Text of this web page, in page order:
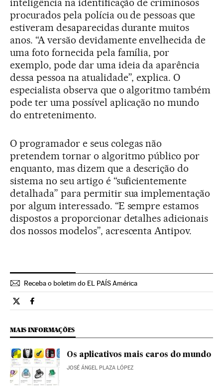
procurados pela polícia ou de pessoas que
estiveram desaparecidas durante muitos
anos. “A versão devidamente envelhecida de
uma foto fornecida pela família, por
exemplo, pode dar uma ideia da aparência
dessa pessoa na atualidade”, explica. O
especialista observa que o algoritmo também
pode ter uma possível aplicação no mundo
do entretenimento.
O programador e seus colegas não
pretendem tornar o algoritmo público por
enquanto, mas dizem que a descrição do
sistema no seu artigo é “suficientemente
detalhada” para permitir sua implementação
por algum interessado. “E sempre estamos
dispostos a proporcionar detalhes adicionais
dos nossos modelos”, acrescenta Antipov.
Receba o boletim do EL PAÍS América
Tecnologia El País Brasil en Twitter
Tecnologia El País Brasil en Facebook
MAIS INFORMAÇÕES
Os aplicativos mais caros do mundo
JOSÉ ÁNGEL PLAZA LÓPEZ